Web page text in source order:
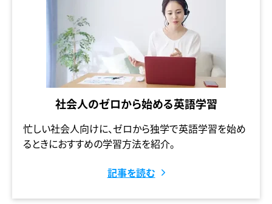
社会人のゼロから始める英語学習
忙しい社会人向けに、ゼロから独学で英語学習を始め
るときにおすすめの学習方法を紹介。
記事を読む